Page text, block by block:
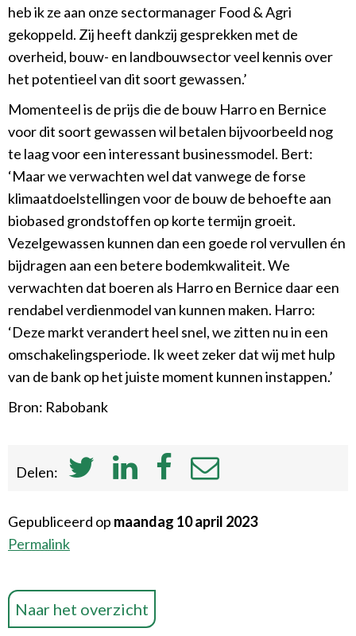
heb ik ze aan onze sectormanager Food & Agri
gekoppeld. Zij heeft dankzij gesprekken met de
overheid, bouw- en landbouwsector veel kennis over
het potentieel van dit soort gewassen.’
Momenteel is de prijs die de bouw Harro en Bernice
voor dit soort gewassen wil betalen bijvoorbeeld nog
te laag voor een interessant businessmodel. Bert:
‘Maar we verwachten wel dat vanwege de forse
klimaatdoelstellingen voor de bouw de behoefte aan
biobased grondstoffen op korte termijn groeit.
Vezelgewassen kunnen dan een goede rol vervullen én
bijdragen aan een betere bodemkwaliteit. We
verwachten dat boeren als Harro en Bernice daar een
rendabel verdienmodel van kunnen maken. Harro:
‘Deze markt verandert heel snel, we zitten nu in een
omschakelingsperiode. Ik weet zeker dat wij met hulp
van de bank op het juiste moment kunnen instappen.’
Bron: Rabobank
Delen:
Gepubliceerd op maandag 10 april 2023
Permalink
Naar het overzicht